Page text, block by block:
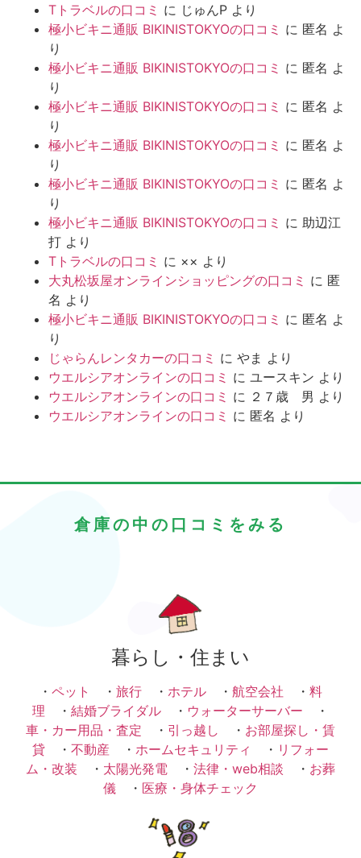
Tトラベルの口コミ に じゅんP より
極小ビキニ通販 BIKINISTOKYOの口コミ に 匿名 よ
り
極小ビキニ通販 BIKINISTOKYOの口コミ に 匿名 よ
り
極小ビキニ通販 BIKINISTOKYOの口コミ に 匿名 よ
り
極小ビキニ通販 BIKINISTOKYOの口コミ に 匿名 よ
り
極小ビキニ通販 BIKINISTOKYOの口コミ に 匿名 よ
り
極小ビキニ通販 BIKINISTOKYOの口コミ に 助辺江
打 より
Tトラベルの口コミ に ×× より
大丸松坂屋オンラインショッピングの口コミ に 匿
名 より
極小ビキニ通販 BIKINISTOKYOの口コミ に 匿名 よ
り
じゃらんレンタカーの口コミ に やま より
ウエルシアオンラインの口コミ に ユースキン より
ウエルシアオンラインの口コミ に ２７歳 男 より
ウエルシアオンラインの口コミ に 匿名 より
倉庫の中の口コミをみる
暮らし・住まい
・ ペット ・ 旅行 ・ ホテル ・ 航空会社 ・ 料
理 ・ 結婚ブライダル ・ ウォーターサーバー ・
車・カー用品・査定 ・ 引っ越し ・ お部屋探し・賃
貸 ・ 不動産 ・ ホームセキュリティ ・ リフォー
ム・改装 ・ 太陽光発電 ・ 法律・web相談 ・ お葬
儀 ・ 医療・身体チェック